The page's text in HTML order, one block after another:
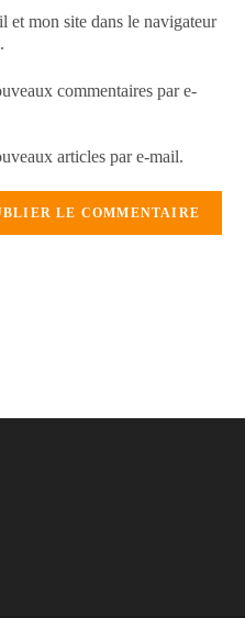
et mon site dans le navigateur
commentaires par e-
articles par e-mail.